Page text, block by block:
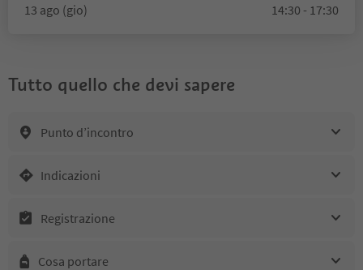
13 ago (gio) 14:30 - 17:30
Tutto quello che devi sapere
Punto d’incontro
Indicazioni
Registrazione
Cosa portare